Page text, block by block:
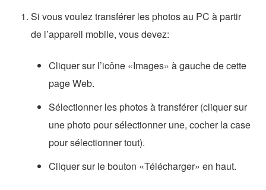
Si vous voulez transférer les photos au PC à partir
de l’appareil mobile, vous devez:
Cliquer sur l’icône «Images» à gauche de cette
page Web.
Sélectionner les photos à transférer (cliquer sur
une photo pour sélectionner une, cocher la case
pour sélectionner tout).
Cliquer sur le bouton «Télécharger» en haut.